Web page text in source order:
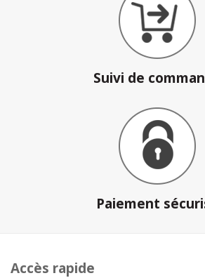
Suivi de
Paiement
Accès rapide